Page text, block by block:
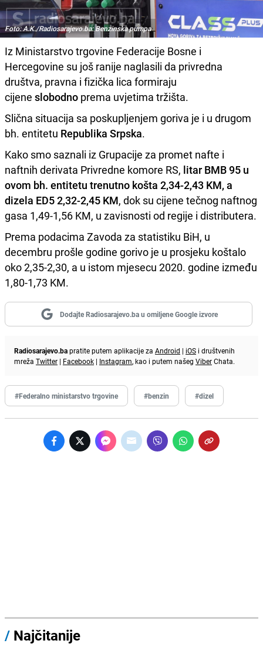
Foto: A.K./Radiosarajevo.ba: Benzinska pumpa
Iz Ministarstvo trgovine Federacije Bosne i
Hercegovine su još ranije naglasili da privredna
društva, pravna i fizička lica formiraju
cijene slobodno prema uvjetima tržišta.
Slična situacija sa poskupljenjem goriva je i u drugom
bh. entitetu Republika Srpska.
Kako smo saznali iz Grupacije za promet nafte i
naftnih derivata Privredne komore RS, litar BMB 95 u
ovom bh. entitetu trenutno košta 2,34-2,43 KM, a
dizela ED5 2,32-2,45 KM, dok su cijene tečnog naftnog
gasa 1,49-1,56 KM, u zavisnosti od regije i distributera.
Prema podacima Zavoda za statistiku BiH, u
decembru prošle godine gorivo je u prosjeku koštalo
oko 2,35-2,30, a u istom mjesecu 2020. godine između
1,80-1,73 KM.
Dodajte Radiosarajevo.ba u omiljene Google izvore
Radiosarajevo.bapratite putem aplikacije za Android | iOS i društvenih
mreža Twitter | Facebook | Instagram, kao i putem našeg ViberChata.
#Federalno ministarstvo trgovine #benzin #dizel
/ Najčitanije